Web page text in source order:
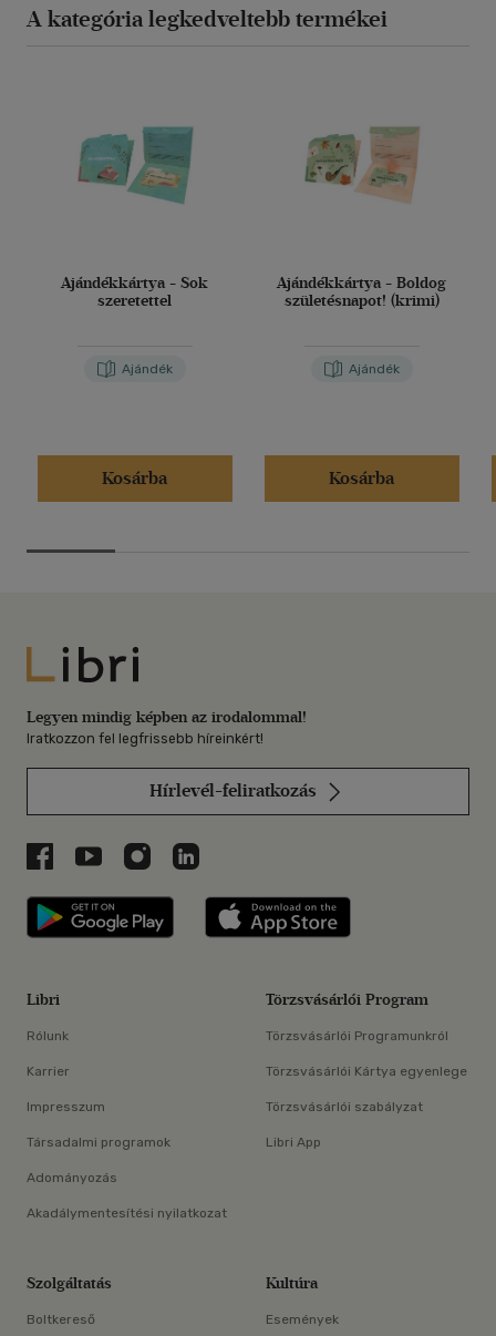
A kategória legkedveltebb termékei
Ajándékkártya - Sok
szeretettel
Ajándék
Kosárba
Ajándékkártya - Boldog
születésnapot! (krimi)
Ajándék
Kosárba
Libri
Legyen mindig képben az irodalommal!
Iratkozzon fel legfrissebb híreinkért!
Hírlevél-feliratkozás
Libri a Facebookon
Libri a Youtube-on
Libri az Instagramon
Libri a LinkedInen
Libri applikáció Szerezd meg: Google
Libri
Rólunk
Karrier
Impresszum
Társadalmi programok
Adományozás
Akadálymentesítési nyilatkozat
Törzsvásárlói Program
Törzsvásárlói Programunkról
Törzsvásárlói Kártya egyenlege
Törzsvásárlói szabályzat
Libri App
Szolgáltatás
Boltkereső
Kultúra
Események